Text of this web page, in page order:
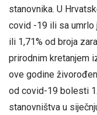
stanovnika. U
covid -19 ili sa umrlo
ili 1,71% od broja
prirodnim kretanjem
ove godine
od covid-19 bolesti
stanovništva u